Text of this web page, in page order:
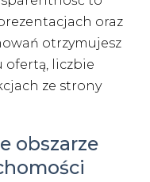
oraz
otrzymujesz
ofertą, liczbie
ze strony
obszarze